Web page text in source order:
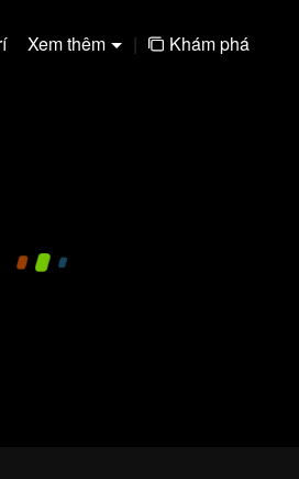
Xem thêm | Khám phá